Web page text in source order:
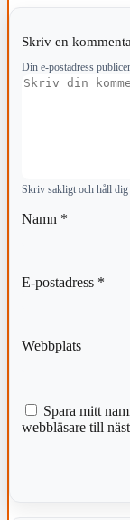
Skriv en
Din e-postadress
Kommentar
Skriv sakligt och håll dig
Namn *
E-postadress *
Webbplats
Spara mitt
webbläsare till